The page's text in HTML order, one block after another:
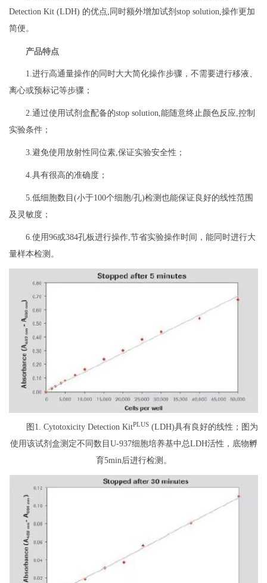
Detection Kit (LDH) 的优点,同时额外增加试剂stop solution,操作更加
简便。
产品特点
1.进行高通量操作的同时大大简化操作步骤，不需要进行移液、
离心或预标记等步骤；
2.通过使用试剂盒配备的stop solution,能随意终止颜色反应,控制
实验条件；
3.避免使用放射性同位素,保证实验安全性；
4.具有很高的准确度；
5.低细胞数目(小于100个细胞/孔)检测也能保证良好的线性范围
及灵敏度；
6.使用96或384孔板进行操作,节省实验操作时间，能同时进行大
量样本检测。
图1. Cytotoxicity Detection KitPLUS(LDH)具有良好的线性；图为
使用该试剂盒测定不同数目U-937细胞培养基中总LDH活性，底物孵
育5min后进行检测。